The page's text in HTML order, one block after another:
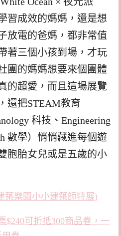
習成效的媽媽，還是想
放電的爸媽，都非常值
著三個小孩到場，才玩
團的媽媽想要來個團體
的超愛，而且這場展覽
還把STEAM教育
科技、Engineering
數學）悄悄藏進每個遊
胞胎女兒或是五歲的小
築樂園小小建築師特展)
$240可折抵300商品卷，一